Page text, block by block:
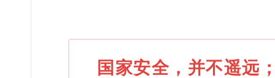
国家安全，并不遥远